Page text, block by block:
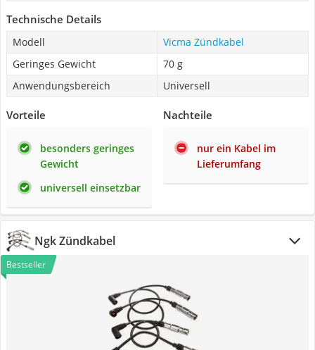
Technische Details
Modell
Vicma Zündkabel
Geringes Gewicht
70 g
Anwendungsbereich
Universell
Vorteile
besonders geringes
Gewicht
universell einsetzbar
Nachteile
nur ein Kabel im
Lieferumfang
Ngk Zündkabel
Bestseller